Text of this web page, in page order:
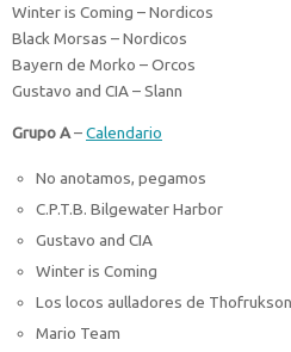
Winter is Coming – Nordicos
Black Morsas – Nordicos
Bayern de Morko – Orcos
Gustavo and CIA – Slann
Grupo A–Calendario
No anotamos, pegamos
C.P.T.B. Bilgewater Harbor
Gustavo and CIA
Winter is Coming
Los locos aulladores de Thofrukson
Mario Team